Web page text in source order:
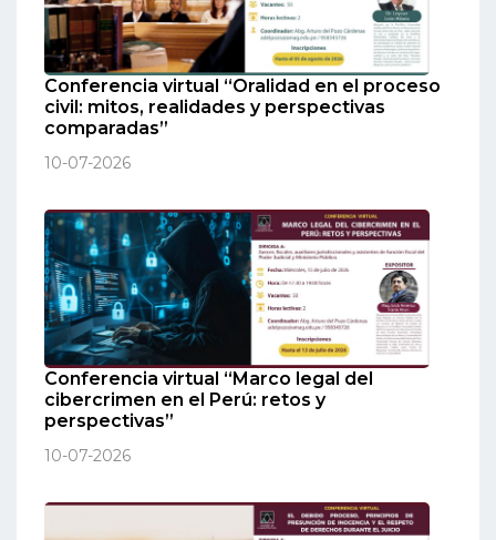
Conferencia virtual “Oralidad en el proceso
civil: mitos, realidades y perspectivas
comparadas”
10-07-2026
Conferencia virtual “Marco legal del
cibercrimen en el Perú: retos y
perspectivas”
10-07-2026